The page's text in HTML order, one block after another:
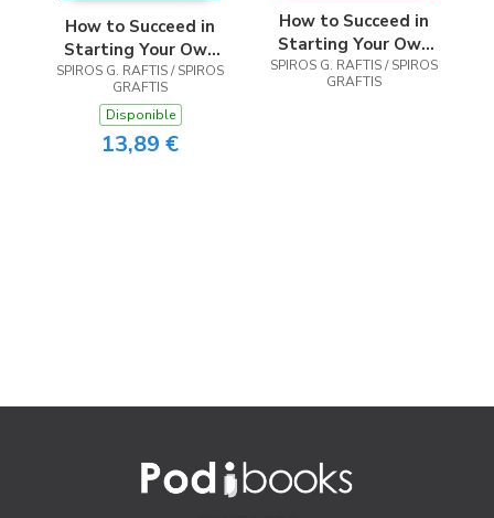
How to Succeed in
Starting Your Own
Business
SPIROS G. RAFTIS / SPIROS
GRAFTIS
Disponible
13,89 €
How to Succeed in
Starting Your Own
Business
SPIROS G. RAFTIS / SPIROS
GRAFTIS